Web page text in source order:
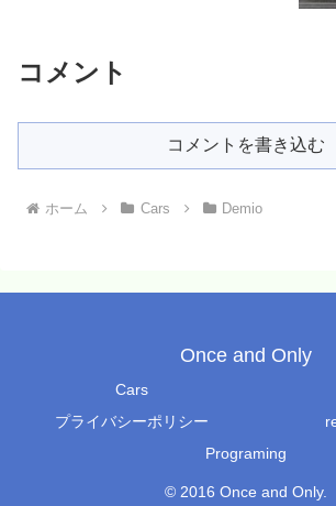
コメント
コメントを書き込む
ホーム Cars Demio
Once and Only
Cars
プライバシーポリシー
Programing
© 2016 Once and Only.